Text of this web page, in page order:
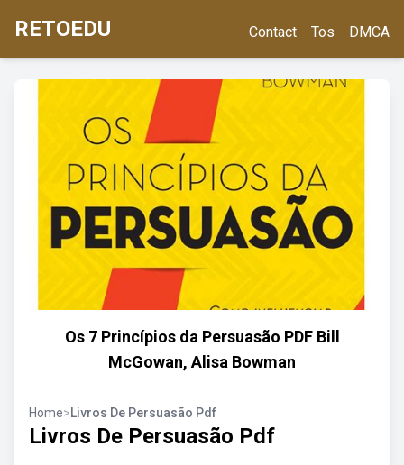
RETOEDU Contact Tos DMCA
Os 7 Princípios da Persuasão PDF Bill
McGowan, Alisa Bowman
Home>Livros De Persuasão Pdf
Livros De Persuasão Pdf